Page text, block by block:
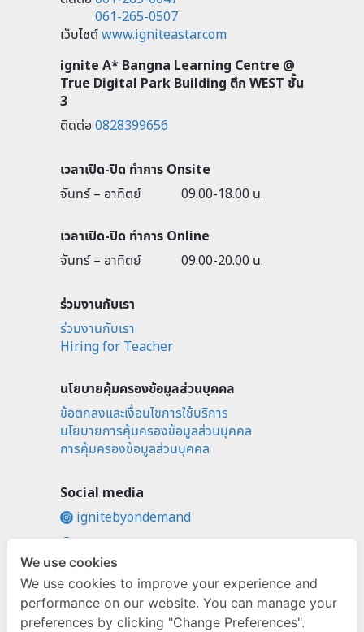
061-265-0507
เว็บไซต์www.igniteastar.com
ignite A* Bangna Learning Centre @
True Digital Park Building ตึก WEST ชั้น
3
ติดต่อ0828399656
เวลาเปิด-ปิด ทำการ Onsite
จันทร์ – อาทิตย์
09.00-18.00 น.
เวลาเปิด-ปิด ทำการ Online
จันทร์ – อาทิตย์
09.00-20.00 น.
ร่วมงานกับเรา
ร่วมงานกับเรา
Hiring for Teacher
นโยบายคุ้มครองข้อมูลส่วนบุคคล
ข้อตกลงและเงื่อนไขการใช้บริการ
นโยบายการคุ้มครองข้อมูลส่วนบุคคล
การคุ้มครองข้อมูลส่วนบุคคล
Social media
ignitebyondemand
@ignitebyondemand
We use cookies
We use cookies to improve your experience and
performance on our website. You can manage your
preferences by clicking "Change Preferences".